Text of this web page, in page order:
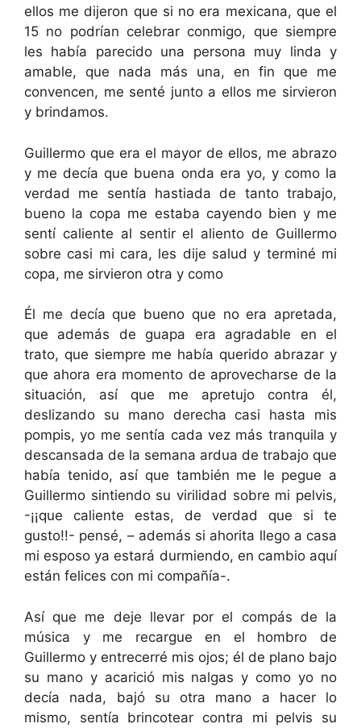
ellos me dijeron que si no era mexicana, que el
15 no podrían celebrar conmigo, que siempre
les había parecido una persona muy linda y
amable, que nada más una, en fin que me
convencen, me senté junto a ellos me sirvieron
y brindamos.
Guillermo que era el mayor de ellos, me abrazo
y me decía que buena onda era yo, y como la
verdad me sentía hastiada de tanto trabajo,
bueno la copa me estaba cayendo bien y me
sentí caliente al sentir el aliento de Guillermo
sobre casi mi cara, les dije salud y terminé mi
copa, me sirvieron otra y como
Él me decía que bueno que no era apretada,
que además de guapa era agradable en el
trato, que siempre me había querido abrazar y
que ahora era momento de aprovecharse de la
situación, así que me apretujo contra él,
deslizando su mano derecha casi hasta mis
pompis, yo me sentía cada vez más tranquila y
descansada de la semana ardua de trabajo que
había tenido, así que también me le pegue a
Guillermo sintiendo su virilidad sobre mi pelvis,
-¡¡que caliente estas, de verdad que si te
gusto!!- pensé, – además si ahorita llego a casa
mi esposo ya estará durmiendo, en cambio aquí
están felices con mi compañía-.
Así que me deje llevar por el compás de la
música y me recargue en el hombro de
Guillermo y entrecerré mis ojos; él de plano bajo
su mano y acarició mis nalgas y como yo no
decía nada, bajó su otra mano a hacer lo
mismo, sentía brincotear contra mi pelvis su